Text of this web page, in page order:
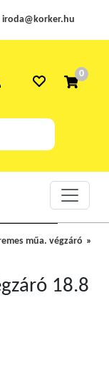
iroda@korker.hu
0
műa. végzáró
18.8